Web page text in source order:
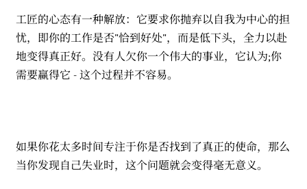
工匠的心态有一种解放：它要求你抛弃以自我为中心的担
忧，即你的工作是否"恰到好处"，而是低下头，全力以赴
地变得真正好。没有人欠你一个伟大的事业，它认为;你
需要赢得它 - 这个过程并不容易。
如果你花太多时间专注于你是否找到了真正的使命，那么
当你发现自己失业时，这个问题就会变得毫无意义。